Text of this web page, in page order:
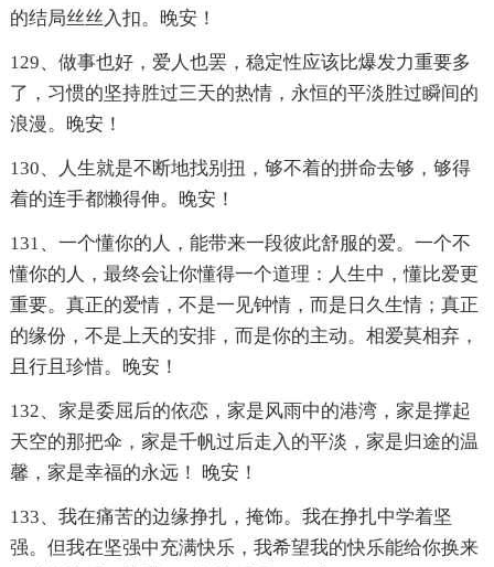
的结局丝丝入扣。晚安！
129、做事也好，爱人也罢，稳定性应该比爆发力重要多
了，习惯的坚持胜过三天的热情，永恒的平淡胜过瞬间的
浪漫。晚安！
130、人生就是不断地找别扭，够不着的拼命去够，够得
着的连手都懒得伸。晚安！
131、一个懂你的人，能带来一段彼此舒服的爱。一个不
懂你的人，最终会让你懂得一个道理：人生中，懂比爱更
重要。真正的爱情，不是一见钟情，而是日久生情；真正
的缘份，不是上天的安排，而是你的主动。相爱莫相弃，
且行且珍惜。晚安！
132、家是委屈后的依恋，家是风雨中的港湾，家是撑起
天空的那把伞，家是千帆过后走入的平淡，家是归途的温
馨，家是幸福的永远！ 晚安！
133、我在痛苦的边缘挣扎，掩饰。我在挣扎中学着坚
强。但我在坚强中充满快乐，我希望我的快乐能给你换来